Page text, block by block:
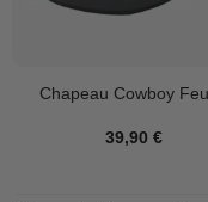
Chapeau Cowboy
39,90 €